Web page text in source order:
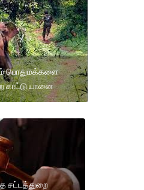
பொதுமக்களை
காட்டு யானை
சட்டத்துறை